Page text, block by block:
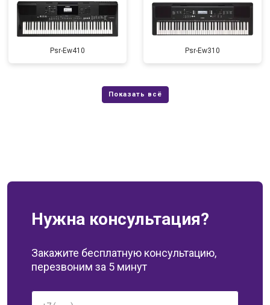
Psr-Ew410 Psr-Ew310
Нужна консультация?
Закажите бесплатную консультацию,
перезвоним за 5 минут